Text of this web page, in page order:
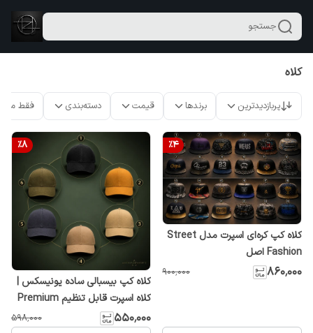
جستجو
کلاه
پربازدیدترین برندها قیمت دسته‌بندی فقط
%4
کلاه کپ کره‌ای اسپرت مدل Street
Fashion اصل
۸۶۰٬۰۰۰ ۹۰۰٬۰۰۰
%8
کلاه کپ بیسبالی ساده یونیسکس |
کلاه اسپرت قابل تنظیم Premium
Cotton
۵۵۰٬۰۰۰ ۵۹۸٬۰۰۰